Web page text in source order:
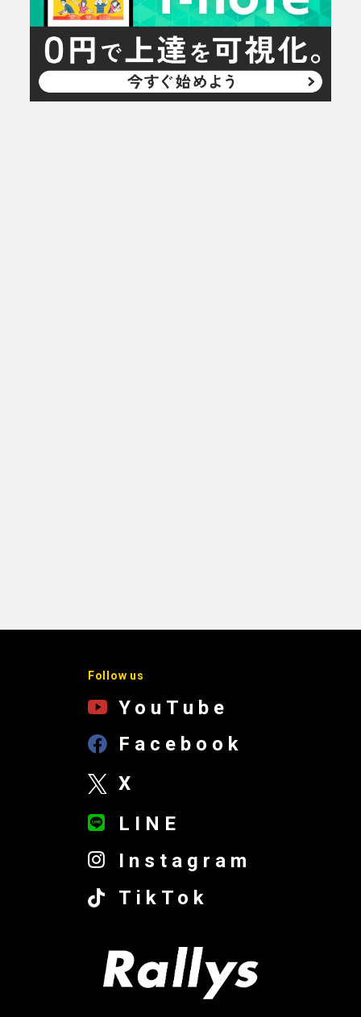
Follow us
YouTube
Facebook
X
LINE
Instagram
TikTok